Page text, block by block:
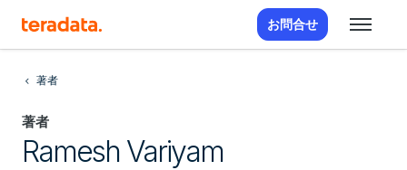
お問合せ
著者
著者
Ramesh Variyam